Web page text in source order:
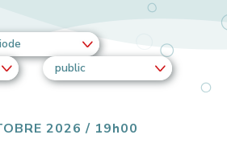
public
2026 / 19h00